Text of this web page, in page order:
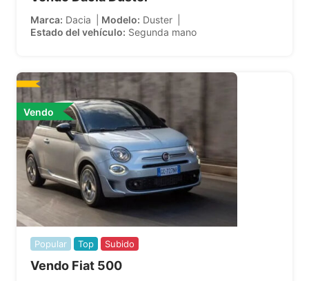
Marca Dacia Modelo Duster
Estado del vehículo Segunda mano
Vendo
Popular Top Subido
Vendo Fiat 500